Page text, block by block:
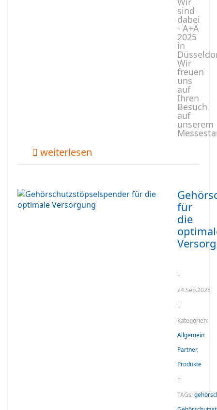
sind
dabei
- A+A
2025
in
Wir
freuen
uns
auf
Ihren
Besuch
auf
unserem
weiterlesen
für
die
24.Sep.2025
Kategorien:
Allgemein,
Partner,
Produkte
TAGs: